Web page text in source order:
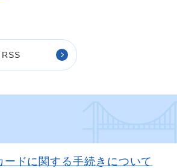
RSS
ドに関する手続きについて